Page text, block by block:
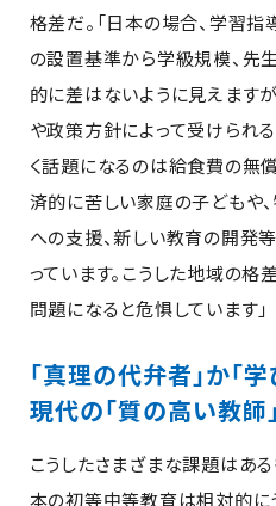
格差だ。「日本の場合、学習
の設置基準から学級規模、先
的に差はないように見えます
や政策方針によって受けられ
く話題になるのは給食費の無
済的に苦しい家庭の子どもや
への支援、新しい教育の開発
っています。こうした地域の
問題になると危惧しています」
「真理の代弁者」か「
現代の「質の高い教師
こうしたさまざまな課題はあ
本の初等中等教育は相対的に